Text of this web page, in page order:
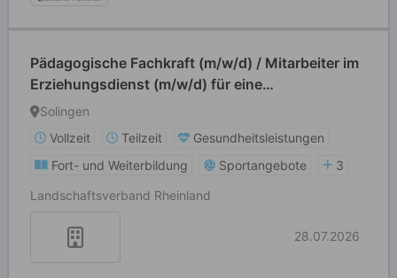
Pädagogische Fachkraft (m/w/d) / Mitarbeiter im
Erziehungsdienst (m/w/d) für eine
Einzelpädagogische Maßnahme
Solingen
Vollzeit
Teilzeit
Gesundheitsleistungen
Fort- und Weiterbildung
Sportangebote
3
Landschaftsverband Rheinland
28.07.2026